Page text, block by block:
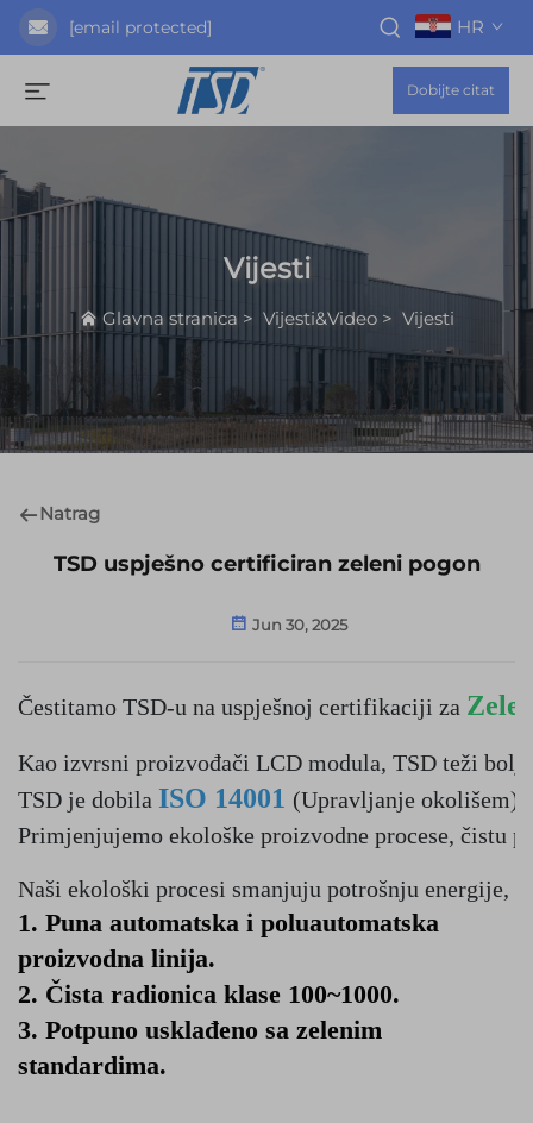
[email protected] HR
Dobijte citat
Vijesti
Glavna stranica > Vijesti&Video> Vijesti
Natrag
TSD uspješno certificiran zeleni pogon
Jun 30, 2025
Čestitamo TSD-u na uspješnoj certifikaciji za
Kao izvrsni proizvođači LCD modula, TSD teži
TSD je dobila ISO 14001 (Upravljanje okolišem)
Primjenjujemo ekološke proizvodne procese, čistu
Naši ekološki procesi smanjuju potrošnju energije,
1. Puna automatska i poluautomatska
proizvodna linija.
2. Čista radionica klase 100~1000.
3. Potpuno usklađeno sa zelenim
standardima.